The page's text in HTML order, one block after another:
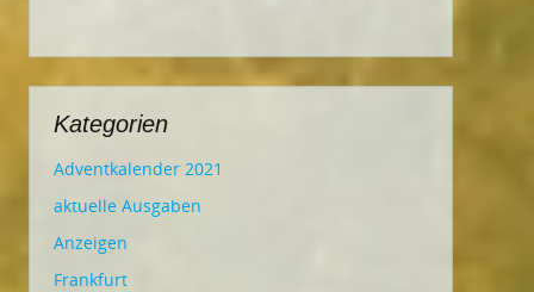
Kategorien
Adventkalender 2021
aktuelle Ausgaben
Anzeigen
Frankfurt